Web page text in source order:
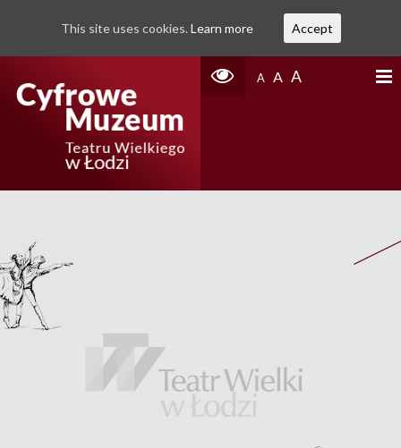
A A A
This site uses cookies. Learn more Accept